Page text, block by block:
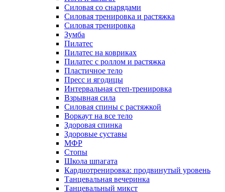
Силовая со снарядами
Силовая тренировка и растяжка
Силовая тренировка
Зумба
Пилатес
Пилатес на ковриках
Пилатес с роллом и растяжка
Пластичное тело
Пресс и ягодицы
Интервальная степ-тренировка
Взрывная сила
Силовая спины с растяжкой
Воркаут на все тело
Здоровая спинка
Здоровые суставы
МФР
Стопы
Школа шпагата
Кардиотренировка: продвинутый уровень
Танцевальная вечеринка
Танцевальный микст